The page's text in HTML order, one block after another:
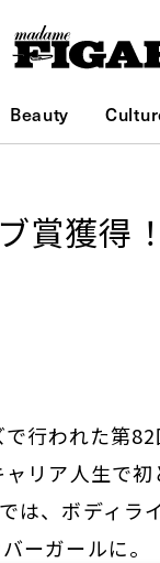
Beauty
賞獲
行われた第
ャリア人生で
は、ボディラ
ーガールに。